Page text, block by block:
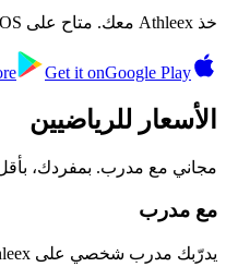
خذ Athleex معك. متاح على iOS و Android.
Get it onGoogle Play
الأسعار للرياضيين
مجاني مع مدرب. بمفردك،
مع مدرب
يدرّبك مدرب شخصي على Athleex